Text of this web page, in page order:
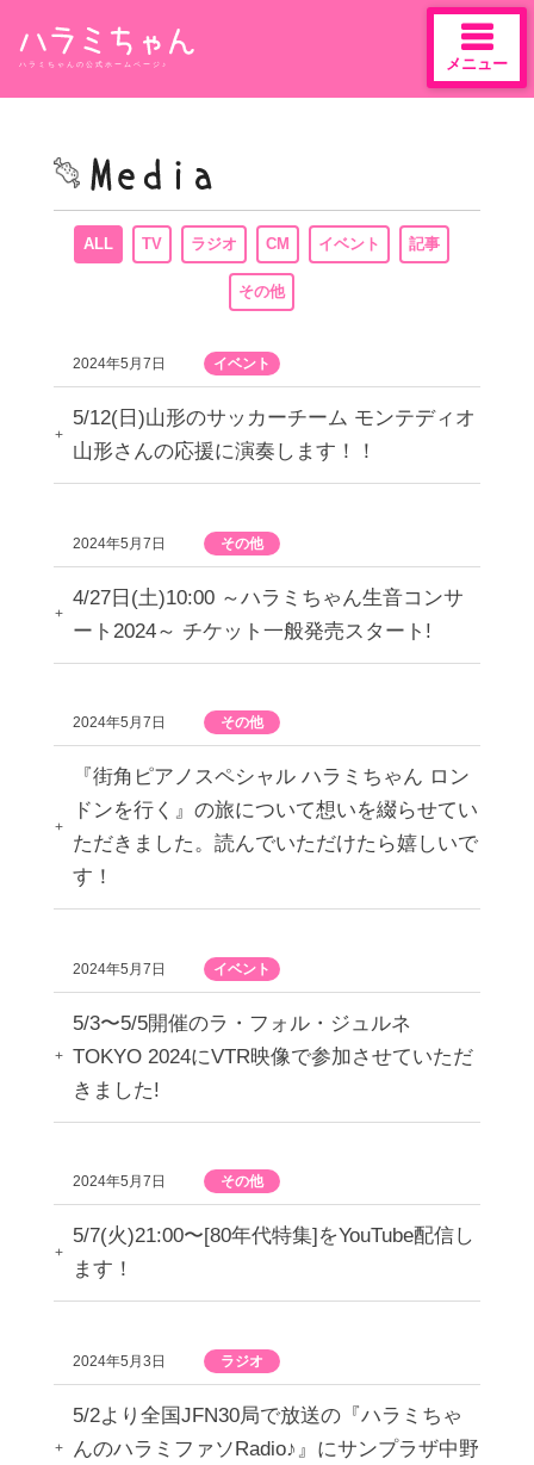
content
ハラミちゃんの公式ホームページ♪ メニュー
ALL TV ラジオ CM イベント 記事
その他
2024年5月7日 イベント
5/12(日)山形のサッカーチーム モンテディオ
山形さんの応援に演奏します！！
2024年5月7日 その他
4/27日(土)10:00 ～ハラミちゃん生音コンサ
ート2024～ チケット一般発売スタート!
2024年5月7日 その他
『街角ピアノスペシャル ハラミちゃん ロン
ドンを行く』の旅について想いを綴らせてい
ただきました。読んでいただけたら嬉しいで
す！
2024年5月7日 イベント
5/3〜5/5開催のラ・フォル・ジュルネ
TOKYO 2024にVTR映像で参加させていただ
きました!
2024年5月7日 その他
5/7(火)21:00〜[80年代特集]をYouTube配信し
ます！
2024年5月3日 ラジオ
5/2より全国JFN30局で放送の『ハラミちゃ
んのハラミファソRadio♪』にサンプラザ中野